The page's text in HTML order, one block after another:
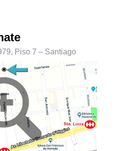
Piso 7 – Santiago